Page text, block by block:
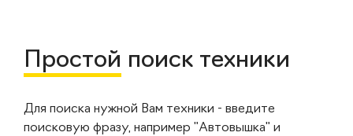
Простой поиск техники
Для поиска нужной Вам техники - введите
поисковую фразу, например "Автовышка" и